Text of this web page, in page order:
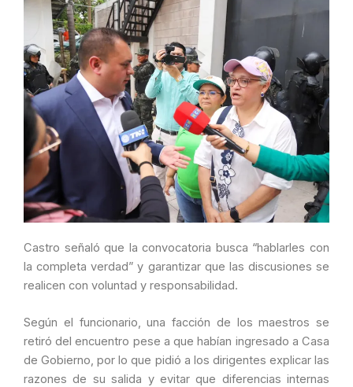
Castro señaló que la convocatoria busca “hablarles con
la completa verdad” y garantizar que las discusiones se
realicen con voluntad y responsabilidad.
Según el funcionario, una facción de los maestros se
retiró del encuentro pese a que habían ingresado a Casa
de Gobierno, por lo que pidió a los dirigentes explicar las
razones de su salida y evitar que diferencias internas